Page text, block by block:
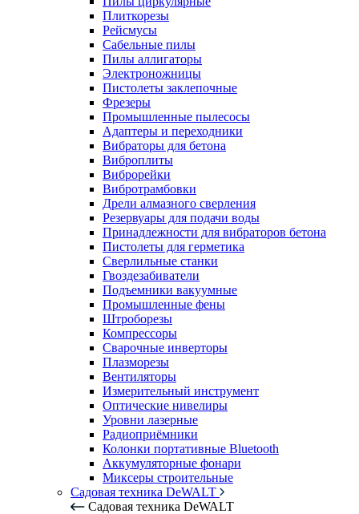
Плиткорезы
Рейсмусы
Сабельные пилы
Пилы аллигаторы
Электроножницы
Пистолеты заклепочные
Фрезеры
Промышленные пылесосы
Адаптеры и переходники
Вибраторы для бетона
Виброплиты
Виброрейки
Вибротрамбовки
Дрели алмазного сверления
Резервуары для подачи воды
Принадлежности для вибраторов бетона
Пистолеты для герметика
Сверлильные станки
Гвоздезабиватели
Подъемники вакуумные
Промышленные фены
Штроборезы
Компрессоры
Сварочные инверторы
Плазморезы
Вентиляторы
Измерительный инструмент
Оптические нивелиры
Уровни лазерные
Радиоприёмники
Колонки портативные Bluetooth
Аккумуляторные фонари
Миксеры строительные
Садовая техника DeWALT
Садовая техника DeWALT